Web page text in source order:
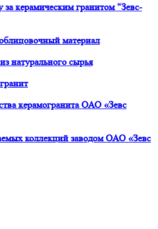
за керамическим гранитом "Зевс-
материал
натурального сырья
керамогранита ОАО «Зевс
коллекций заводом ОАО «Зевс